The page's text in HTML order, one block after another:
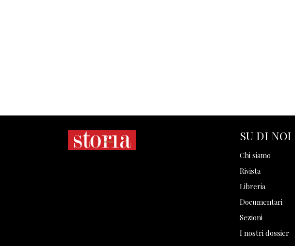
SU DI NOI
Chi siamo
Rivista
Libreria
Documentari
Sezioni
I nostri dossier